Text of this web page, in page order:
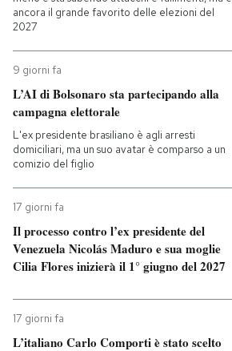
ancora il grande favorito delle elezioni del
2027
9 giorni fa
L’AI di Bolsonaro sta partecipando alla
campagna elettorale
L'ex presidente brasiliano è agli arresti
domiciliari, ma un suo avatar è comparso a un
comizio del figlio
17 giorni fa
Il processo contro l’ex presidente del
Venezuela Nicolás Maduro e sua moglie
Cilia Flores inizierà il 1° giugno del 2027
17 giorni fa
L’italiano Carlo Comporti è stato scelto